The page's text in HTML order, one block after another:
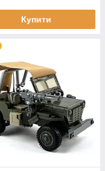
Купити